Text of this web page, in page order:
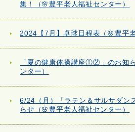
集！（🌸豊平老人福祉センター）
2024【7月】卓球日程表（🌸豊平
「夏の健康体操講座①②」のお知
ンター）
6/24（月）「ラテン＆サルサダン
らせ（🌸豊平老人福祉センター）